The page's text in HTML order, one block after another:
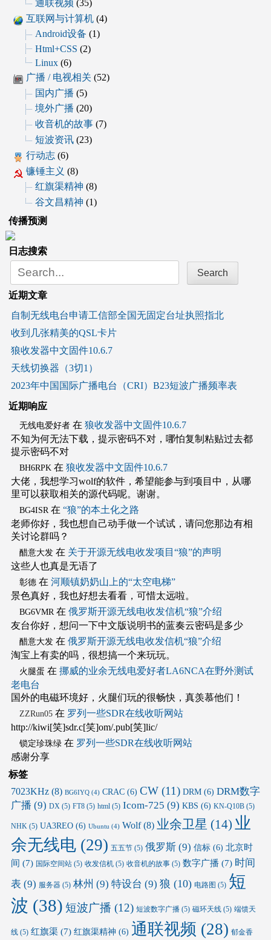
通联视频 (35)
互联网与计算机(4)
Android设备 (1)
Html+CSS (2)
Linux(6)
广播 / 电视相关 (52)
国内广播 (5)
境外广播 (20)
收音机的故事(7)
短波资讯(23)
行动志(6)
镰锤主义 (8)
红旗渠精神 (8)
谷文昌精神 (1)
传播预测
日志搜索
Search
近期文章
自制无线电台申请工信部全国无固定台址执照指北
收到几张精美的QSL卡片
狼收发器中文固件10.6.7
天线切换器（3切1）
2023年中国国际广播电台（CRI）B23短波广播频率表
近期响应
无线电爱好者在 狼收发器中文固件10.6.7
不知为何无法下载，提示密码不对，哪怕复制粘贴过去都
提示密码不对
BH6RPK 在 狼收发器中文固件10.6.7
大佬，我想学习wolf的软件，希望能参与到项目中，从哪
里可以获取相关的源代码呢。谢谢。
BG4ISR 在 “狼”的本土化之路
老师你好，我也想自己动手做一个试试，请问您那边有相
关讨论群吗？
醋意大发在 关于开源无线电收发项目“狼”的声明
这些人也真是无语了
彰德在 河顺镇奶奶山上的“太空电梯”
景色真好，我也好想去看看，可惜太远啦。
BG6VMR 在 俄罗斯开源无线电收发信机“狼”介绍
友台你好，想问一下中文版说明书的蓝奏云密码是多少
醋意大发在 俄罗斯开源无线电收发信机“狼”介绍
淘宝上有卖的吗，很想搞一个来玩玩。
火腿蛋 在 挪威的业余无线电爱好者LA6NCA在野外测试
老电台
国外的电磁环境好，火腿们玩的很畅快，真羡慕他们！
ZZRun05在 罗列一些SDR在线收听网站
http://kiwi[笑]sdr.c[笑]om/.pub[笑]lic/
锁定珍珠绿在 罗列一些SDR在线收听网站
感谢分享
标签
7023KHz(8) BG6IYQ(4) CRAC(6) CW(11) DRM(6) DRM数字
广播 (9) DX (5) FT8(5) html(5) Icom-725 (9) KBS (6) KN-Q10B(5)
NHK (5) UA3REO(6) Ubuntu (4) Wolf(8) 业余卫星 (14) 业
余无线电(29) 五五节(5) 俄罗斯(9) 信标(6) 北京时
间 (7) 国际空间站(5) 收发信机(5) 收音机的故事(5) 数字广播 (7) 时间
表 (9) 服务器(5) 林州 (9) 特设台 (9) 狼 (10) 电路图 (5) 短
波 (38) 短波广播 (12) 短波数字广播(5) 磁环天线(5) 端馈天
线(5) 红旗渠(7) 红旗渠精神 (6) 通联视频 (28) 郁金香